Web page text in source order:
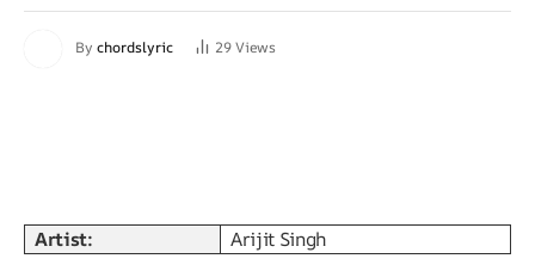
By chordslyric 29Views
Artist: Arijit Singh